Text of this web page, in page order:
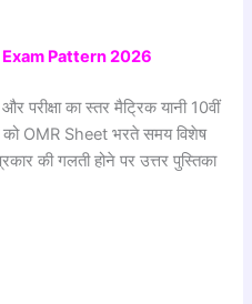
Pattern 2026
परीक्षा का स्तर मैट्रिक यानी 10वीं
को OMR Sheet भरते समय विशेष
की गलती होने पर उत्तर पुस्तिका